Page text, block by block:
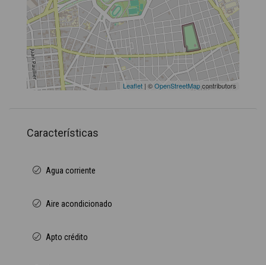
Leaflet | ©OpenStreetMapcontributors
Características
Agua corriente
Aire acondicionado
Apto crédito